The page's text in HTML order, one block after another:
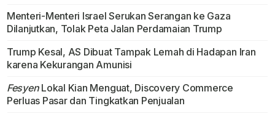
Menteri-Menteri Israel Serukan Serangan ke Gaza
Dilanjutkan, Tolak Peta Jalan Perdamaian Trump
Trump Kesal, AS Dibuat Tampak Lemah di Hadapan Iran
karena Kekurangan Amunisi
FesyenLokal Kian Menguat, Discovery Commerce
Perluas Pasar dan Tingkatkan Penjualan